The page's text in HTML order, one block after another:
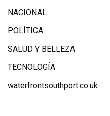
NACIONAL
POLÍTICA
SALUD Y BELLEZA
TECNOLOGÍA
waterfrontsouthport.co.uk